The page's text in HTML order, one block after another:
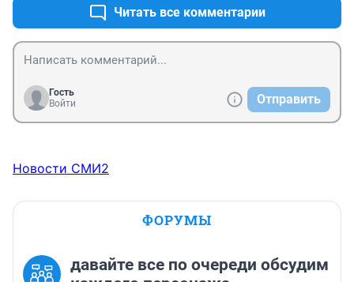
самолёты все не прикупят.Читать все комментарии
Гость
Войти
Отправить
Новости СМИ2
ФОРУМЫ
давайте все по очереди обсудим